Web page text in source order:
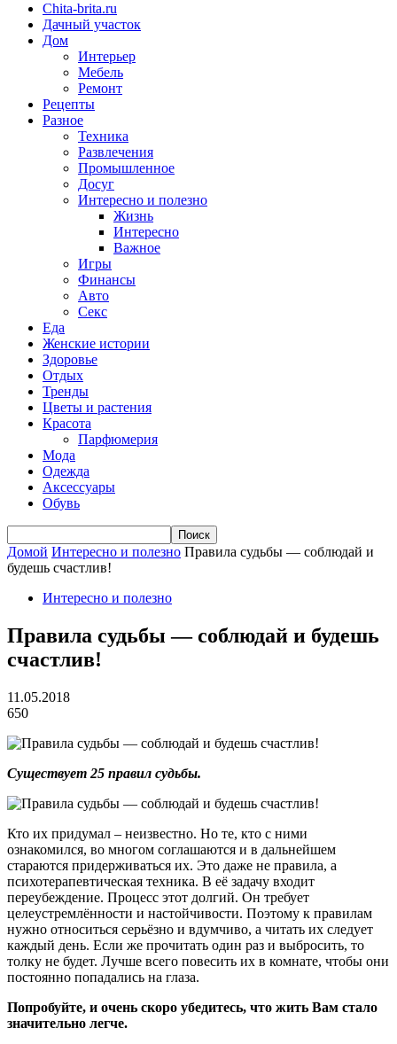
Chita-brita.ru
Дачный участок
Дом
Интерьер
Мебель
Ремонт
Рецепты
Разное
Техника
Развлечения
Промышленное
Досуг
Интересно и полезно
Жизнь
Интересно
Важное
Игры
Финансы
Авто
Секс
Еда
Женские истории
Здоровье
Отдых
Тренды
Цветы и растения
Красота
Парфюмерия
Мода
Одежда
Аксессуары
Обувь
Домой Интересно и полезно Правила судьбы — соблюдай и
будешь счастлив!
Интересно и полезно
Правила судьбы — соблюдай и будешь
счастлив!
11.05.2018
650
Существует 25 правил судьбы.
Кто их придумал – неизвестно. Но те, кто с ними
ознакомился, во многом соглашаются и в дальнейшем
стараются придерживаться их. Это даже не правила, а
психотерапевтическая техника. В её задачу входит
переубеждение. Процесс этот долгий. Он требует
целеустремлённости и настойчивости. Поэтому к правилам
нужно относиться серьёзно и вдумчиво, а читать их следует
каждый день. Если же прочитать один раз и выбросить, то
толку не будет. Лучше всего повесить их в комнате, чтобы они
постоянно попадались на глаза.
Попробуйте, и очень скоро убедитесь, что жить Вам стало
значительно легче.